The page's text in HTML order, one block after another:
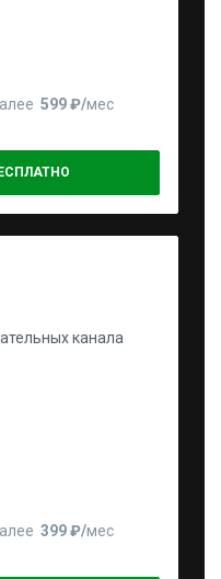
599 ₽⁠/⁠мес
канала
399 ₽⁠/⁠мес